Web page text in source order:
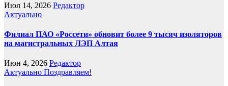
Июл 14, 2026 Редактор
Актуально
Филиал ПАО «Россети» обновит более 9 тысяч изоляторов
на магистральных ЛЭП Алтая
Июн 4, 2026 Редактор
Актуально Поздравляем!